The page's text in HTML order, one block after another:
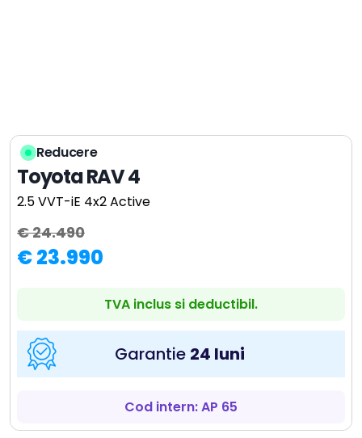
Reducere
Toyota RAV 4
2.5 VVT-iE 4x2 Active
€ 24.490
€ 23.990
TVA inclus si deductibil.
Garantie 24 luni
Cod intern: AP 65